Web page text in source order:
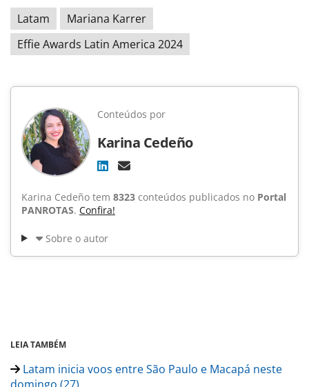
Latam
Mariana Karrer
Effie Awards Latin America 2024
Conteúdos por
Karina Cedeño
Karina Cedeño tem 8323 conteúdos publicados no Portal
PANROTAS. Confira!
Sobre o autor
LEIA TAMBÉM
Latam inicia voos entre São Paulo e Macapá neste
domingo (27)